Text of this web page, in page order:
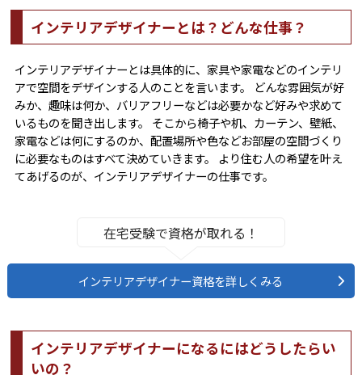
インテリアデザイナーとは？どんな仕事？
インテリアデザイナーとは具体的に、家具や家電などのインテリ
アで空間をデザインする人のことを言います。 どんな雰囲気が好
みか、趣味は何か、バリアフリーなどは必要かなど好みや求めて
いるものを聞き出します。 そこから椅子や机、カーテン、壁紙、
家電などは何にするのか、配置場所や色などお部屋の空間づくり
に必要なものはすべて決めていきます。 より住む人の希望を叶え
てあげるのが、インテリアデザイナーの仕事です。
在宅受験で資格が取れる！
インテリアデザイナー資格を詳しくみる
インテリアデザイナーになるにはどうしたらい
いの？